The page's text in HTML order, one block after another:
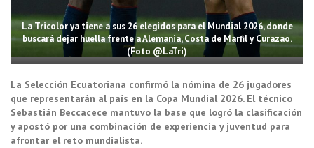
La Tricolor ya tiene a sus 26 elegidos para el Mundial 2026, donde
buscará dejar huella frente a Alemania, Costa de Marfil y Curazao.
(Foto @LaTri)
La Selección Ecuatoriana confirmó la nómina de 26 jugadores
que representarán al país en la Copa Mundial 2026. El técnico
Sebastián Beccacece mantuvo la base que logró la clasificación
y apostó por una combinación de experiencia y juventud para
afrontar el reto mundialista.